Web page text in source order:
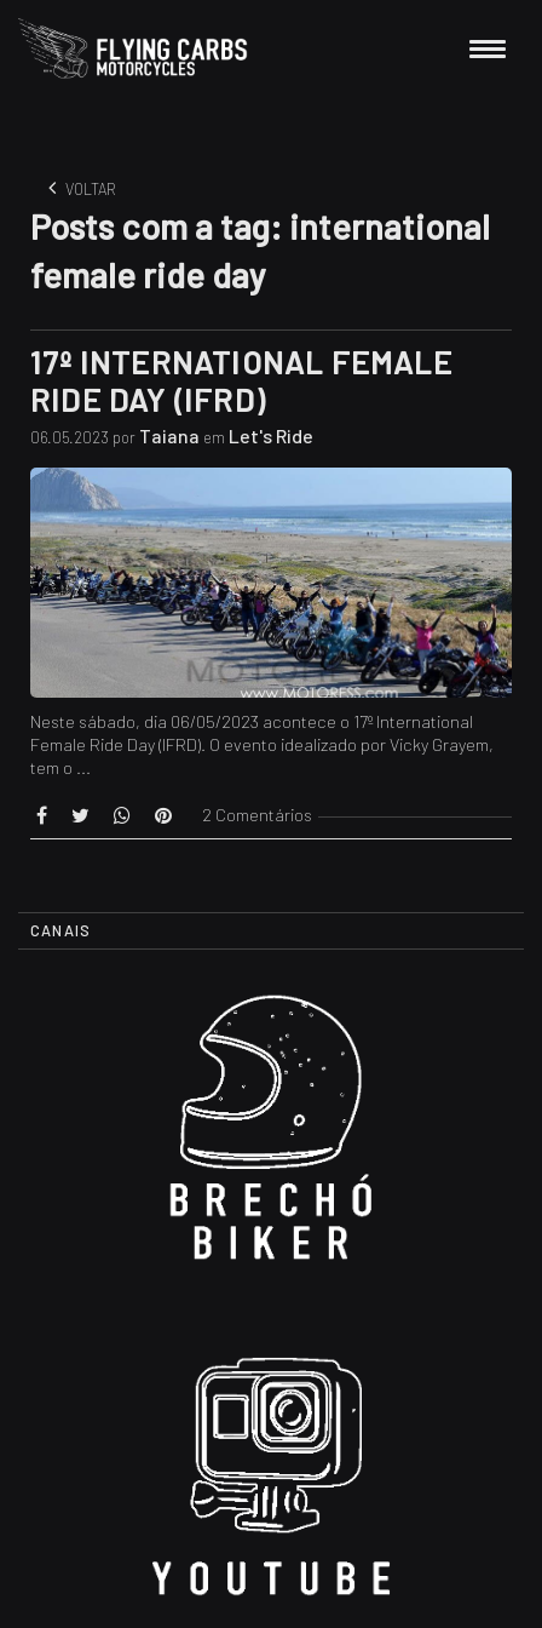
VOLTAR
Posts com a tag: international
female ride day
17º INTERNATIONAL FEMALE
RIDE DAY (IFRD)
06.05.2023 por Taiana em Let's Ride
Neste sábado, dia 06/05/2023 acontece o 17º International
Female Ride Day (IFRD). O evento idealizado por Vicky Grayem,
tem o ...
2 Comentários
CANAIS